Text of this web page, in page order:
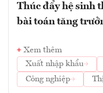
Thúc đẩy hệ sinh
bài toán tăng
Xem thêm
Xuất nhập khẩu
Công nghiệp